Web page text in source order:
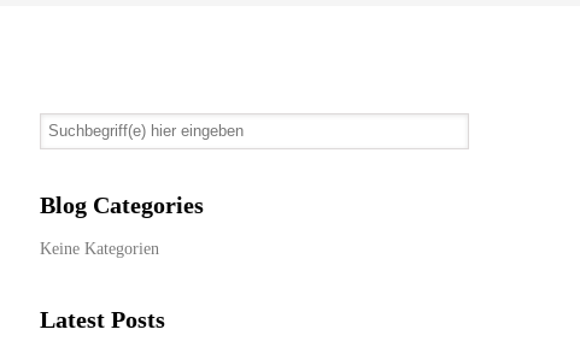
Blog Categories
Keine Kategorien
Latest Posts